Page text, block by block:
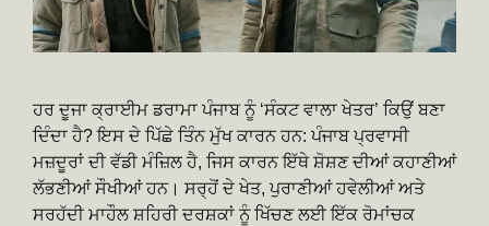
ਹਰ ਦੂਜਾ ਕ੍ਰਾਈਮ ਡਰਾਮਾ ਪੰਜਾਬ ਨੂੰ ‘ਸੰਕਟ ਵਾਲਾ ਖੇਤਰ’ ਕਿਉਂ ਬਣਾ
ਦਿੰਦਾ ਹੈ? ਇਸ ਦੇ ਪਿੱਛੇ ਤਿੰਨ ਮੁੱਖ ਕਾਰਨ ਹਨ: ਪੰਜਾਬ ਪ੍ਰਵਾਸੀ
ਮਜ਼ਦੂਰਾਂ ਦੀ ਵੱਡੀ ਮੰਜ਼ਿਲ ਹੈ, ਜਿਸ ਕਾਰਨ ਇੱਥੇ ਸ਼ੋਸ਼ਣ ਦੀਆਂ ਕਹਾਣੀਆਂ
ਲੱਭਣੀਆਂ ਸੌਖੀਆਂ ਹਨ। ਸਰ੍ਹੋਂ ਦੇ ਖੇਤ, ਪੁਰਾਣੀਆਂ ਹਵੇਲੀਆਂ ਅਤੇ
ਸਰਹੱਦੀ ਮਾਹੌਲ ਸ਼ਹਿਰੀ ਦਰਸ਼ਕਾਂ ਨੂੰ ਖਿੱਚਣ ਲਈ ਇੱਕ ਰੋਮਾਂਚਕ